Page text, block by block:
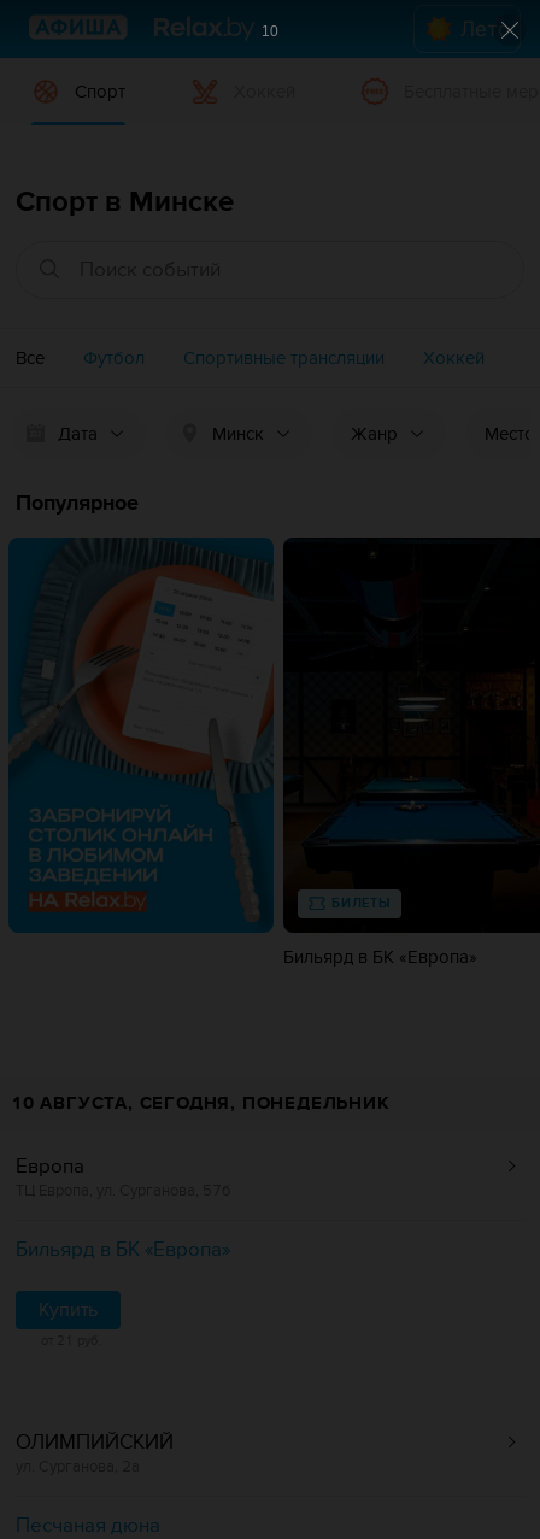
Лето
Спорт
Спорт в Минске
Все Футбол Спортивные трансляции Хоккей
Дата Минск Жанр Место
Популярное
БИЛЕТЫ
Бильярд в БК «Европa»
10 АВГУСТА, СЕГОДНЯ, ПОНЕДЕЛЬНИК
Европа
Бильярд в БК «Европa»
Купить
ОЛИМПИЙСКИЙ
Песчаная дюна
8